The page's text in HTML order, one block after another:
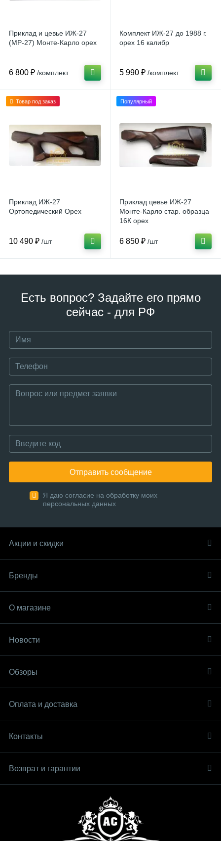
Приклад и цевье ИЖ-27
(МР-27) Монте-Карло орех
6 800 ₽ /комплект
Комплект ИЖ-27 до 1988 г.
орех 16 калибр
5 990 ₽ /комплект
Товар под заказ
Приклад ИЖ-27
Ортопедический Орех
10 490 ₽ /шт
Популярный
Приклад цевье ИЖ-27
Монте-Карло стар. образца
16К орех
6 850 ₽ /шт
Есть вопрос? Задайте его прямо
сейчас - для РФ
Отправить сообщение
Я даю согласие на обработку моих
персональных данных
Акции и скидки
Бренды
О магазине
Новости
Обзоры
Оплата и доставка
Контакты
Возврат и гарантии